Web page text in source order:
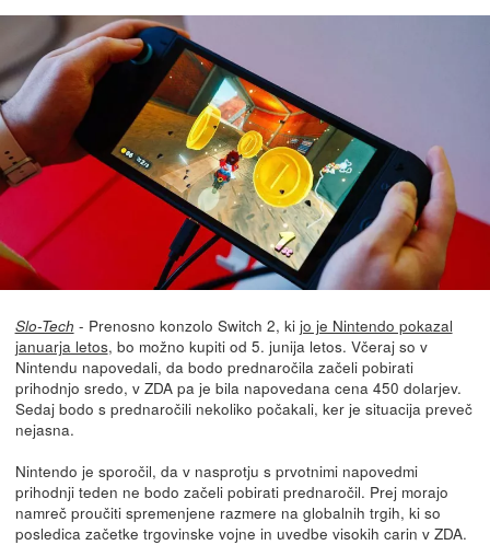
Slo-Tech - Prenosno konzolo Switch 2, ki jo je Nintendo pokazal
januarja letos, bo možno kupiti od 5. junija letos. Včeraj so v
Nintendu napovedali, da bodo prednaročila začeli pobirati
prihodnjo sredo, v ZDA pa je bila napovedana cena 450 dolarjev.
Sedaj bodo s prednaročili nekoliko počakali, ker je situacija preveč
nejasna.
Nintendo je sporočil, da v nasprotju s prvotnimi napovedmi
prihodnji teden ne bodo začeli pobirati prednaročil. Prej morajo
namreč proučiti spremenjene razmere na globalnih trgih, ki so
posledica začetke trgovinske vojne in uvedbe visokih carin v ZDA.